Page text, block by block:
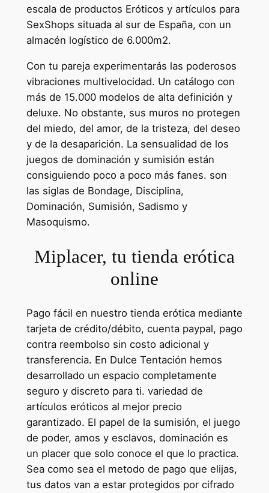
escala de productos Eróticos y artículos para
SexShops situada al sur de España, con un
almacén logístico de 6.000m2.
Con tu pareja experimentarás las poderosos
vibraciones multivelocidad. Un catálogo con
más de 15.000 modelos de alta definición y
deluxe. No obstante, sus muros no protegen
del miedo, del amor, de la tristeza, del deseo
y de la desaparición. La sensualidad de los
juegos de dominación y sumisión están
consiguiendo poco a poco más fanes. son
las siglas de Bondage, Disciplina,
Dominación, Sumisión, Sadismo y
Masoquismo.
Miplacer, tu tienda erótica
online
Pago fácil en nuestro tienda erótica mediante
tarjeta de crédito/débito, cuenta paypal, pago
contra reembolso sin costo adicional y
transferencia. En Dulce Tentación hemos
desarrollado un espacio completamente
seguro y discreto para ti. variedad de
artículos eróticos al mejor precio
garantizado. El papel de la sumisión, el juego
de poder, amos y esclavos, dominación es
un placer que solo conoce el que lo practica.
Sea como sea el metodo de pago que elijas,
tus datos van a estar protegidos por cifrado